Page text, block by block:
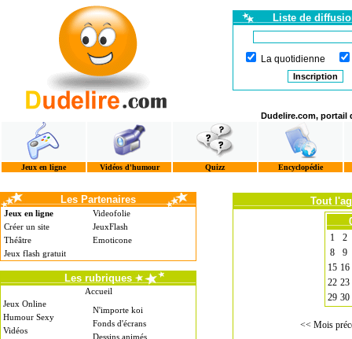
Liste de
La quotidienne
Dudelire.com, portail
Jeux en ligne Vidéos d'humour Quizz Encyclopédie
Les Partenaires
Jeux en ligne
Créer un site
Théâtre
Jeux flash gratuit
Videofolie
JeuxFlash
Emoticone
Les rubriques
Accueil
Jeux Online
Humour Sexy
Vidéos
N'importe koi
Fonds d'écrans
Dessins animés
Tout
1
2
8
9
15 16
22 23
29 30
<< Mois